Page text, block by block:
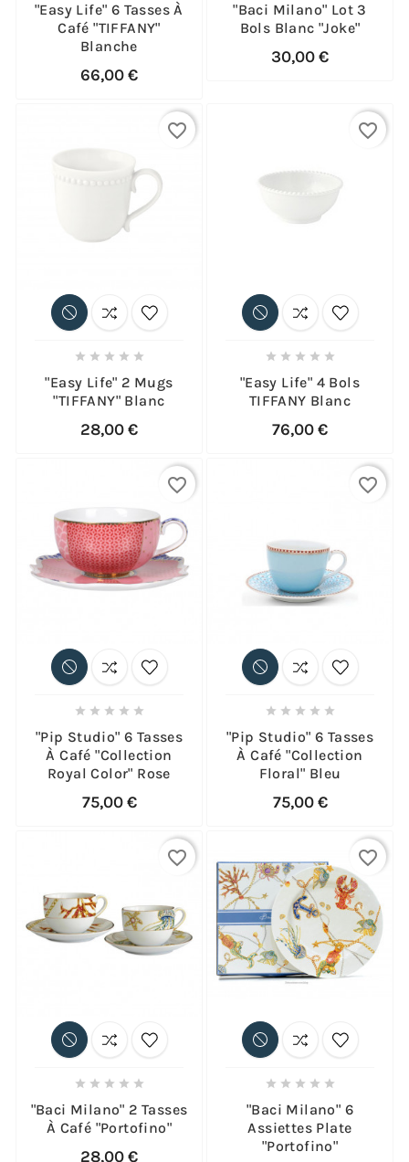
"Easy Life" 6 Tasses À
Café "TIFFANY"
Blanche
66,00 €
"Baci Milano" Lot 3
Bols Blanc "Joke"
30,00 €
    
"Easy Life" 2 Mugs
"TIFFANY" Blanc
28,00 €
favorite_border
    
"Easy Life" 4 Bols
TIFFANY Blanc
76,00 €
favorite_border
    
"Pip Studio" 6 Tasses
À Café "Collection
Royal Color" Rose
75,00 €
favorite_border
    
"Pip Studio" 6 Tasses
À Café "Collection
Floral" Bleu
75,00 €
favorite_border
    
"Baci Milano" 2 Tasses
À Café "Portofino"
28,00 €
favorite_border
    
"Baci Milano" 6
Assiettes Plate
"Portofino"
favorite_border